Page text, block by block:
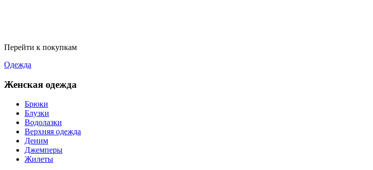
Перейти к покупкам
Одежда
Женская одежда
Брюки
Блузки
Водолазки
Верхняя одежда
Деним
Джемперы
Жилеты